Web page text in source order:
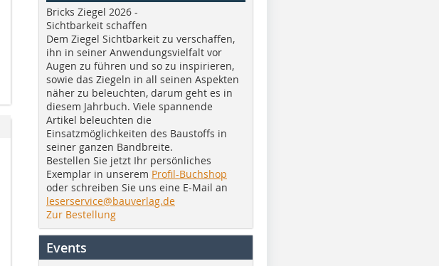
Bricks Ziegel 2026 -
Sichtbarkeit schaffen
Dem Ziegel Sichtbarkeit zu verschaffen,
ihn in seiner Anwendungsvielfalt vor
Augen zu führen und so zu inspirieren,
sowie das Ziegeln in all seinen Aspekten
näher zu beleuchten, darum geht es in
diesem Jahrbuch. Viele spannende
Artikel beleuchten die
Einsatzmöglichkeiten des Baustoffs in
seiner ganzen Bandbreite.
Bestellen Sie jetzt Ihr persönliches
Exemplar in unserem Profil-Buchshop
oder schreiben Sie uns eine E-Mail an
leserservice@bauverlag.de
Zur Bestellung
Events